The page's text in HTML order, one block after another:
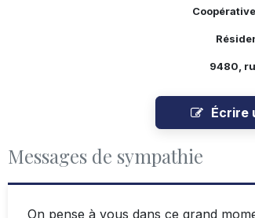
9480,
Écrire
Messages de sympathie
On pense à vous dans ce grand